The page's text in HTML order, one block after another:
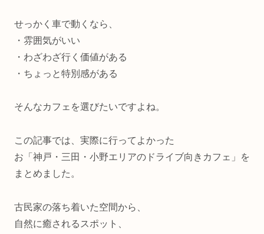
せっかく車で動くなら、
・雰囲気がいい
・わざわざ行く価値がある
・ちょっと特別感がある
そんなカフェを選びたいですよね。
この記事では、実際に行ってよかった
お「神戸・三田・小野エリアのドライブ向きカフェ」を
まとめました。
古民家の落ち着いた空間から、
自然に癒されるスポット、